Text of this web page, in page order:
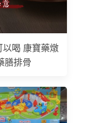
以喝 康寶藥燉
膳排骨